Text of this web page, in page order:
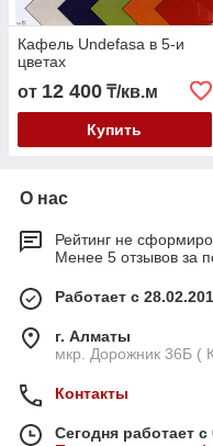
Кафель Undefasa в 5-и
цветах
от 12 400 ₸/кв.м
Купить
О нас
Рейтинг не
Менее 5 отзывов за
Работает с
г. Алматы
мкр. Дорожник 36Б (
Контакты
Сегодня работает